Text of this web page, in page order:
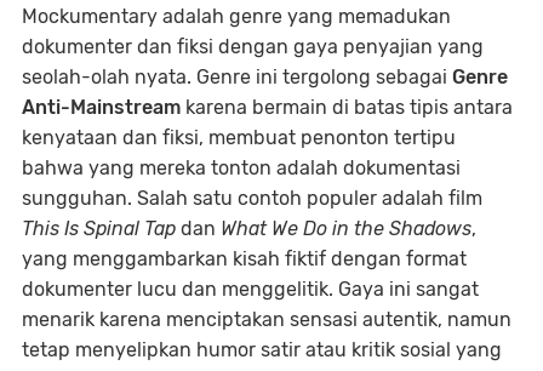
Mockumentary adalah genre yang memadukan
dokumenter dan fiksi dengan gaya penyajian yang
seolah-olah nyata. Genre ini tergolong sebagai Genre
Anti-Mainstream karena bermain di batas tipis antara
kenyataan dan fiksi, membuat penonton tertipu
bahwa yang mereka tonton adalah dokumentasi
sungguhan. Salah satu contoh populer adalah film
This Is Spinal Tap dan What We Do in the Shadows,
yang menggambarkan kisah fiktif dengan format
dokumenter lucu dan menggelitik. Gaya ini sangat
menarik karena menciptakan sensasi autentik, namun
tetap menyelipkan humor satir atau kritik sosial yang